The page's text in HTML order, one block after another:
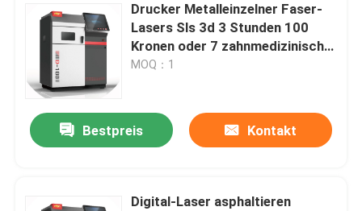
Produkte
Über uns
Fabrik Tour
Drucker Metalleinzelner Faser-
Lasers Sls 3d 3 Stunden 100
Kronen oder 7 zahnmedizinische
Felder
MOQ：1
Bestpreis Kontakt
Digital-Laser asphaltieren